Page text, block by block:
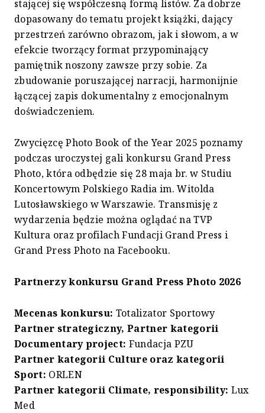
stającej się współczesną formą listów. Za dobrze
dopasowany do tematu projekt książki, dający
przestrzeń zarówno obrazom, jak i słowom, a w
efekcie tworzący format przypominający
pamiętnik noszony zawsze przy sobie. Za
zbudowanie poruszającej narracji, harmonijnie
łączącej zapis dokumentalny z emocjonalnym
doświadczeniem.
Zwycięzcę Photo Book of the Year 2025 poznamy
podczas uroczystej gali konkursu Grand Press
Photo, która odbędzie się 28 maja br. w Studiu
Koncertowym Polskiego Radia im. Witolda
Lutosławskiego w Warszawie. Transmisję z
wydarzenia będzie można oglądać na TVP
Kultura oraz profilach Fundacji Grand Press i
Grand Press Photo na Facebooku.
Partnerzy konkursu Grand Press Photo 2026
Mecenas konkursu: Totalizator Sportowy
Partner strategiczny, Partner kategorii
Documentary project: Fundacja PZU
Partner kategorii Culture oraz kategorii
Sport: ORLEN
Partner kategorii Climate, responsibility: Lux
Med